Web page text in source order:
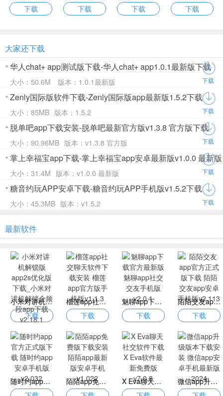
下载
下载
下载
下载
大家还下载
华人chat+ app测试版下载-华人chat+ app1.0.1最新版下载
大小：50.6M 版本：1.0.1最新版 下载
Zenly国际版软件下载-Zenly国际版app最新版1.5.2下载
大小：85MB 版本：1.5.2 下载
脱单吧app下载安装-脱单吧最新官方版v1.3.8 官方版下载
大小：90.96MB 版本：v1.3.8 官方版 下载
掌上幸福宝app下载-掌上幸福宝app安卓最新版v1.0.0 最新版
大小：31.4M 版本：v1.0.0 最新版 下载
糖音约玩APP安卓下载-糖音约玩APP手机版v1.5.2下载
大小：45.3MB 版本：v1.5.2 下载
最新软件
小米对讲机解锁版app2s优化版下载_小米对讲机解锁全频段app下载v2.18.1
下载
榴莲app社交聊天软件下载安装 榴莲app官方版手机版v1.1.3
下载
魅聊app下载官方最新版 魅聊app社交交友手机版v2.0.1
下载
陌陌交友app官方正式版下载 陌陌交友app安卓手机版v2.113
下载
随时约app官方正式版下载 随时约app安卓手机版v2.032
陌陌app免费版下载安装 陌陌app最新版安卓手机v1.022
X Eva聊天社交软件下载 X Eva软件最新免费版v7.0.8
微信app升级版本下载安装 微信app安卓手机最新版2024